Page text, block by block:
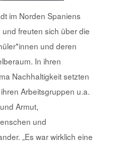
im Norden Spaniens
freuten sich über die
und deren
In ihren
Nachhaltigkeit setzten
Arbeitsgruppen u.a.
Armut,
und
„Es war wirklich eine